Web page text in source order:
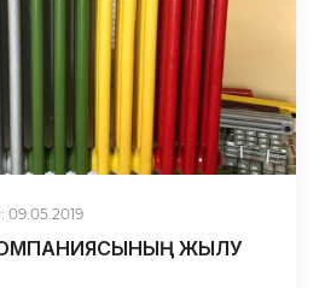
09.05.2019
ЖЫЛУ